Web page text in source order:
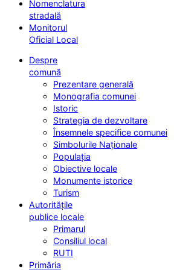
Nomenclatura
stradală
Monitorul
Oficial Local
Despre
comună
Prezentare generală
Monografia comunei
Istoric
Strategia de dezvoltare
Însemnele specifice comunei
Simbolurile Naționale
Populația
Obiective locale
Monumente istorice
Turism
Autoritățile
publice locale
Primarul
Consiliul local
RUTI
Primăria